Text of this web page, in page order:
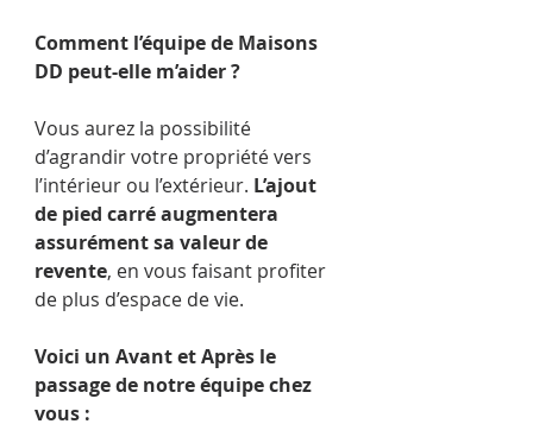
Comment l’équipe de Maisons
DD peut-elle m’aider ?
Vous aurez la possibilité
d’agrandir votre propriété vers
l’intérieur ou l’extérieur. L’ajout
de pied carré augmentera
assurément sa valeur de
revente, en vous faisant profiter
de plus d’espace de vie.
Voici un Avant et Après le
passage de notre équipe chez
vous :